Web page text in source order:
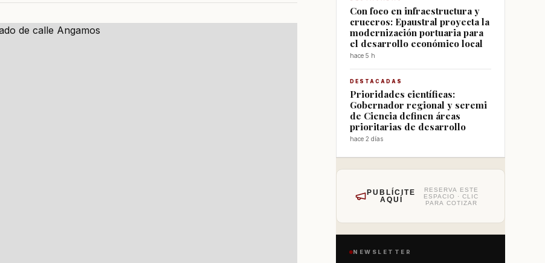
Con foco en infraestructura y
cruceros: Epaustral proyecta la
modernización portuaria para
el desarrollo económico local
hace 5 h
DESTACADAS
Prioridades científicas:
Gobernador regional y seremi
de Ciencia definen áreas
prioritarias de desarrollo
hace 2 días
PUBLÍCITE
AQUÍ
RESERVA ESTE
ESPACIO · CLIC
PARA COTIZAR
NEWSLETTER